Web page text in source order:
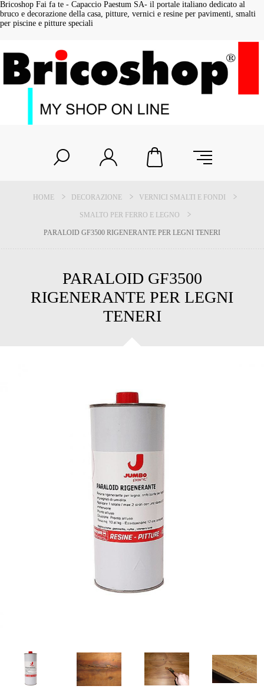
Bricoshop Fai fa te - Capaccio Paestum SA- il portale italiano dedicato al
bruco e decorazione della casa, pitture, vernici e resine per pavimenti, smalti
per piscine e pitture speciali
HOME DECORAZIONE VERNICI SMALTI E FONDI
SMALTO PER FERRO E LEGNO
PARALOID GF3500 RIGENERANTE PER LEGNI TENERI
PARALOID GF3500
RIGENERANTE PER LEGNI
TENERI